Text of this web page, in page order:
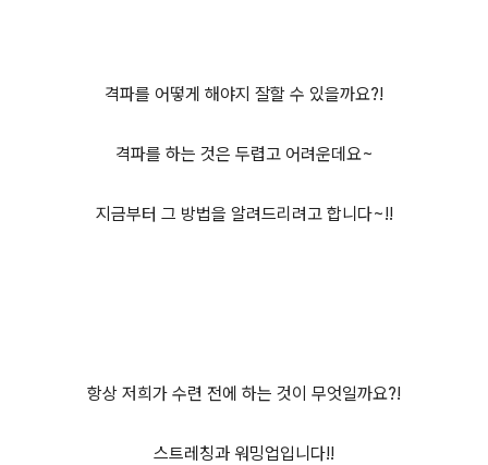
격파를 어떻게 해야지 잘할 수 있을까요?!
격파를 하는 것은 두렵고 어려운데요~
지금부터 그 방법을 알려드리려고 합니다~!!
항상 저희가 수련 전에 하는 것이 무엇일까요?!
스트레칭과 워밍업입니다!!